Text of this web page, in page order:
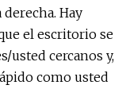
Hay
el escritorio se
usted cercanos y,
como usted